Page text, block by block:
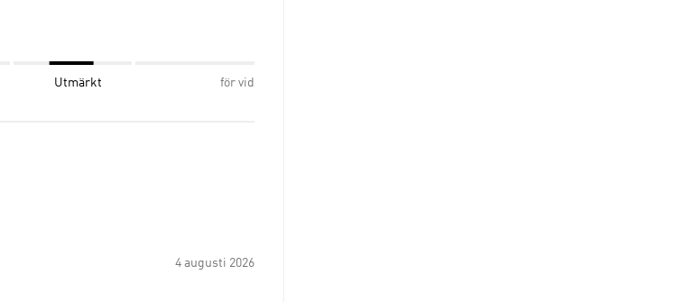
Utmärkt för vid
4 augusti 2026